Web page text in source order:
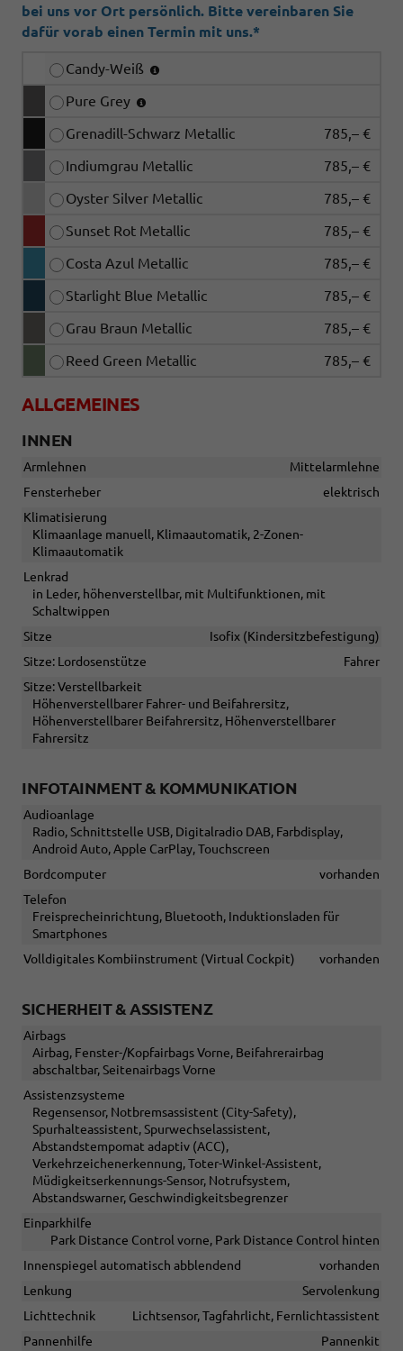
bei uns vor Ort persönlich. Bitte vereinbaren Sie
dafür vorab einen Termin mit uns.*
Candy-Weiß
Pure Grey
Grenadill-Schwarz Metallic
785,– €
Indiumgrau Metallic
785,– €
Oyster Silver Metallic
785,– €
Sunset Rot Metallic
785,– €
Costa Azul Metallic
785,– €
Starlight Blue Metallic
785,– €
Grau Braun Metallic
785,– €
Reed Green Metallic
785,– €
ALLGEMEINES
INNEN
Armlehnen
Mittelarmlehne
Fensterheber
elektrisch
Klimatisierung
Klimaanlage manuell, Klimaautomatik, 2-Zonen-
Klimaautomatik
Lenkrad
in Leder, höhenverstellbar, mit Multifunktionen, mit
Schaltwippen
Sitze
Isofix (Kindersitzbefestigung)
Sitze: Lordosenstütze
Fahrer
Sitze: Verstellbarkeit
Höhenverstellbarer Fahrer- und Beifahrersitz,
Höhenverstellbarer Beifahrersitz, Höhenverstellbarer
Fahrersitz
INFOTAINMENT & KOMMUNIKATION
Audioanlage
Radio, Schnittstelle USB, Digitalradio DAB, Farbdisplay,
Android Auto, Apple CarPlay, Touchscreen
Bordcomputer
vorhanden
Telefon
Freisprecheinrichtung, Bluetooth, Induktionsladen für
Smartphones
Volldigitales Kombiinstrument (Virtual Cockpit)
vorhanden
SICHERHEIT & ASSISTENZ
Airbags
Airbag, Fenster-/Kopfairbags Vorne, Beifahrerairbag
abschaltbar, Seitenairbags Vorne
Assistenzsysteme
Regensensor, Notbremsassistent (City-Safety),
Spurhalteassistent, Spurwechselassistent,
Abstandstempomat adaptiv (ACC),
Verkehrzeichenerkennung, Toter-Winkel-Assistent,
Müdigkeitserkennungs-Sensor, Notrufsystem,
Abstandswarner, Geschwindigkeitsbegrenzer
Einparkhilfe
Park Distance Control vorne, Park Distance Control hinten
Innenspiegel automatisch abblendend
vorhanden
Lenkung
Servolenkung
Lichttechnik
Lichtsensor, Tagfahrlicht, Fernlichtassistent
Pannenhilfe
Pannenkit